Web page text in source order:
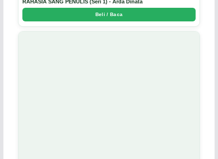
RAHASIA SANG PENULIS (Seri 1) - Arda Dinata
Beli / Baca